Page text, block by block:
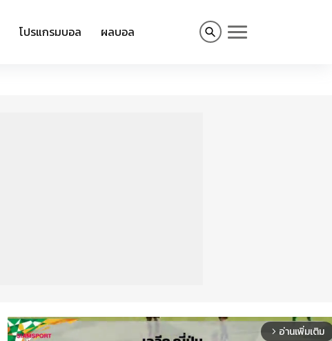
โปรแกรมบอล ผลบอล
arrow_forward_ios อ่านเพิ่มเติม